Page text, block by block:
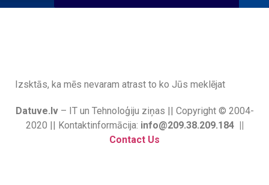
Izsktās, ka mēs nevaram atrast to ko Jūs meklējat
Datuve.lv– IT un Tehnoloģiju ziņas || Copyright © 2004-
2020 || Kontaktinformācija: info@209.38.209.184 ||
Contact Us